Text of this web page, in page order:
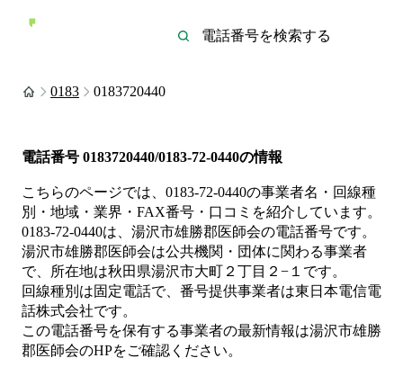
0183 0183720440
電話番号 0183720440/0183-72-0440の情報
こちらのページでは、 0183-72-0440の事業者名・回線種
別・地域・業界・FAX番号・口コミを紹介しています。
0183-72-0440は、 湯沢市雄勝郡医師会の電話番号です。
湯沢市雄勝郡医師会は公共機関・団体に関わる事業者
で、所在地は秋田県湯沢市大町２丁目２−１ です。
回線種別は固定電話で、番号提供事業者は東日本電信電
話株式会社です。
この電話番号を保有する事業者の最新情報は湯沢市雄勝
郡医師会のHPをご確認ください。